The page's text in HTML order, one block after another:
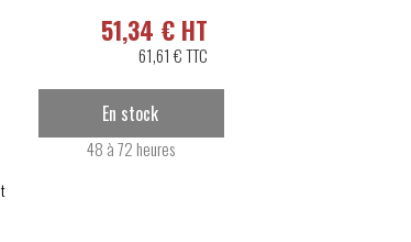
51,34 € HT
61,61 € TTC
En stock
48 à 72 heures